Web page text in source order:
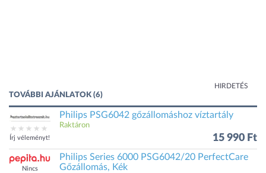
HIRDETÉS
TOVÁBBI AJÁNLATOK (6)
Írj véleményt!
Philips PSG6042 gőzállomáshoz víztartály
Raktáron
15 990 Ft
Nincs
Philips Series 6000 PSG6042/20 PerfectCare
Gőzállomás, Kék